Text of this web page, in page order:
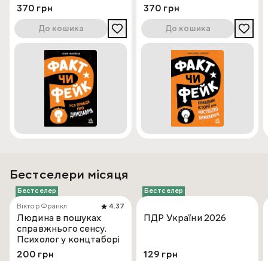
370 грн
До кошика
370 грн
До кошика
Бестселери місяця
Бестселер
Віктор Франкл
4.37
Людина в пошуках
справжнього сенсу.
Психолог у концтаборі
200 грн
Бестселер
ПДР України 2026
129 грн